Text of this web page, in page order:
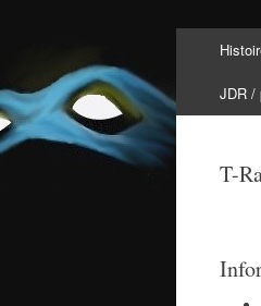
contenuJDR /
T-